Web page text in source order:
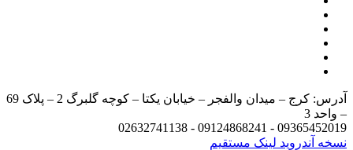
آدرس: کرج – میدان والفجر – خیابان یکتا – کوچه گلبرگ 2 – پلاک 69
3
09365452019 - 09124868241 -
آندرویدلینک مستقیم